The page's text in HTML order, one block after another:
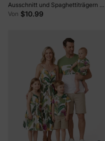
Ausschnitt und Spaghettiträgern mit
durchgehendem Blumendruck und
Von $10.99